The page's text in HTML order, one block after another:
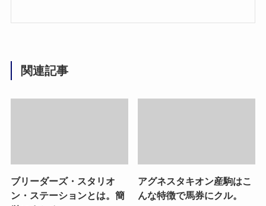
関連記事
ブリーダーズ・スタリオ
ン・ステーションとは。簡
アグネスタキオン産駒はこ
んな特徴で馬券にクル。